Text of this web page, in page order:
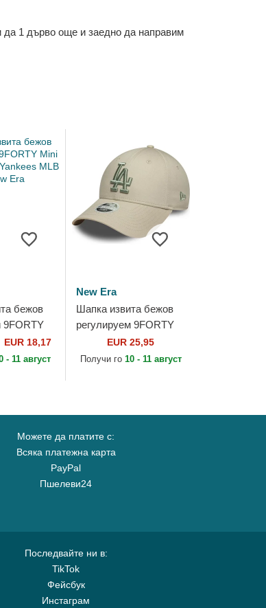
1 дърво още и заедно да направим
бежов
9FORTY
York
от New
EUR 18,17
- 11 август
New Era
Шапка извита бежов
регулируем 9FORTY
League Essential на Los
Angeles Dodgers MLB
EUR 25,95
Получи го 10 - 11 август
Можете да платите с:
Всяка платежна карта
PayPal
Пшелеви24
Последвайте ни в:
TikTok
Фейсбук
Инстаграм